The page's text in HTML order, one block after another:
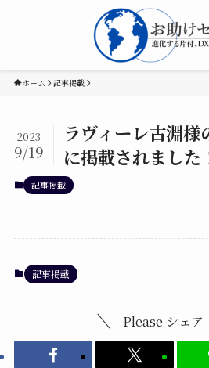
ホーム 記事掲載
ラヴィーレ古淵様
に掲載されました
2023
9/19
記事掲載
記事掲載
Please シェア